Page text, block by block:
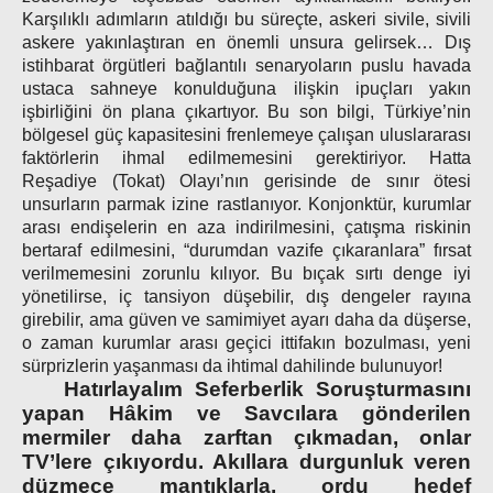
Karşılıklı adımların atıldığı bu süreçte, askeri sivile, sivili
askere yakınlaştıran en önemli unsura gelirsek… Dış
istihbarat örgütleri bağlantılı senaryoların puslu havada
ustaca sahneye konulduğuna ilişkin ipuçları yakın
işbirliğini ön plana çıkartıyor. Bu son bilgi, Türkiye’nin
bölgesel güç kapasitesini frenlemeye çalışan uluslararası
faktörlerin ihmal edilmemesini gerektiriyor. Hatta
Reşadiye (Tokat) Olayı’nın gerisinde de sınır ötesi
unsurların parmak izine rastlanıyor. Konjonktür, kurumlar
arası endişelerin en aza indirilmesini, çatışma riskinin
bertaraf edilmesini, “durumdan vazife çıkaranlara” fırsat
verilmemesini zorunlu kılıyor. Bu bıçak sırtı denge iyi
yönetilirse, iç tansiyon düşebilir, dış dengeler rayına
girebilir, ama güven ve samimiyet ayarı daha da düşerse,
o zaman kurumlar arası geçici ittifakın bozulması, yeni
sürprizlerin yaşanması da ihtimal dahilinde bulunuyor!
Hatırlayalım Seferberlik Soruşturmasını
yapan Hâkim ve Savcılara gönderilen
mermiler daha zarftan çıkmadan, onlar
TV’lere çıkıyordu. Akıllara durgunluk veren
düzmece mantıklarla, ordu hedef